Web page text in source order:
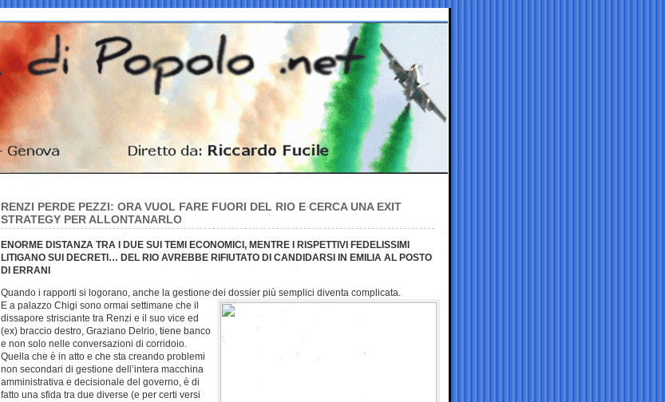
RENZI PERDE PEZZI: ORA VUOL FARE FUORI DEL RIO E CERCA UNA EXIT
STRATEGY PER ALLONTANARLO
ENORME DISTANZA TRA I DUE SUI TEMI ECONOMICI, MENTRE I RISPETTIVI FEDELISSIMI
LITIGANO SUI DECRETI… DEL RIO AVREBBE RIFIUTATO DI CANDIDARSI IN EMILIA AL POSTO
DI ERRANI
Quando i rapporti si logorano, anche la gestione dei dossier più semplici diventa complicata.
E a palazzo Chigi sono ormai settimane che il
dissapore strisciante tra Renzi e il suo vice ed
(ex) braccio destro, Graziano Delrio, tiene banco
e non solo nelle conversazioni di corridoio.
Quella che è in atto e che sta creando problemi
non secondari di gestione dell’intera macchina
amministrativa e decisionale del governo, è di
fatto una sfida tra due diverse (e per certi versi